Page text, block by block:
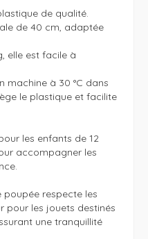
de qualité.
de 40 cm, adaptée
elle est facile à
machine à 30 °C dans
le plastique et facilite
les enfants de 12
accompagner les
poupée respecte les
pour les jouets destinés
une tranquillité